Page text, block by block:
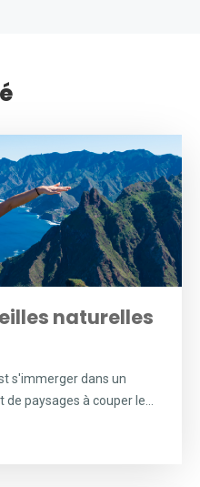
naturelles
s'immerger dans un
paysages à couper le...